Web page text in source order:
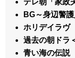
テレ朝「家政
BG～身辺警
ホリデイラヴ
過去の朝ドラ
青い海の伝説